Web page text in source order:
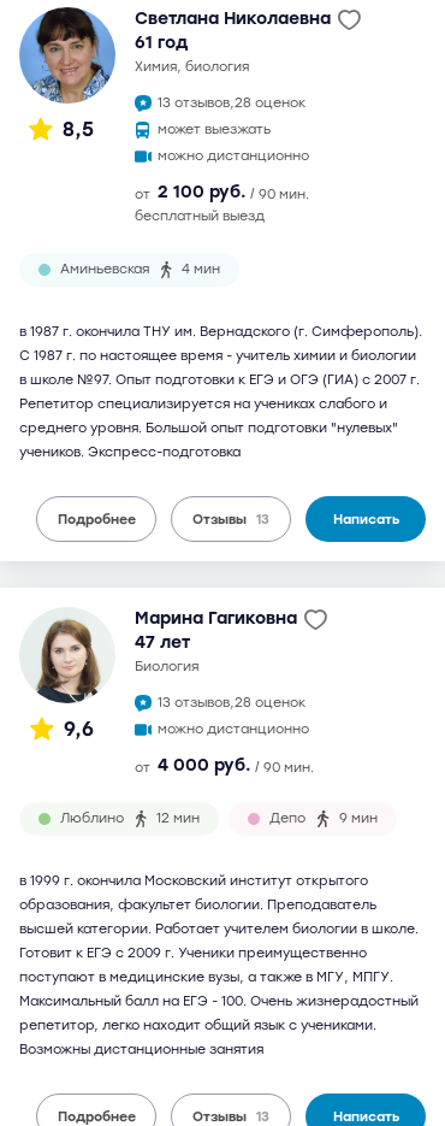
8,5
Светлана Николаевна
61 год
химия, биология
13 отзывов,28 оценок
может выезжать
можно дистанционно
от 2 100 руб. / 90 мин.
бесплатный выезд
Аминьевская 4 мин
в 1987 г. окончила ТНУ им. Вернадского (г. Симферополь).
С 1987 г. по настоящее время - учитель химии и биологии
в школе №97. Опыт подготовки к ЕГЭ и ОГЭ (ГИА) с 2007 г.
Репетитор специализируется на учениках слабого и
среднего уровня. Большой опыт подготовки "нулевых"
учеников. Экспресс-подготовка
Подробнее Отзывы 13 Написать
9,6
Марина Гагиковна
47 лет
биология
13 отзывов,28 оценок
можно дистанционно
от 4 000 руб. / 90 мин.
Люблино 12 мин Депо 9 мин
в 1999 г. окончила Московский институт открытого
образования, факультет биологии. Преподаватель
высшей категории. Работает учителем биологии в школе.
Готовит к ЕГЭ с 2009 г. Ученики преимущественно
поступают в медицинские вузы, а также в МГУ, МПГУ.
Максимальный балл на ЕГЭ - 100. Очень жизнерадостный
репетитор, легко находит общий язык с учениками.
Возможны дистанционные занятия
Подробнее Отзывы 13 Написать